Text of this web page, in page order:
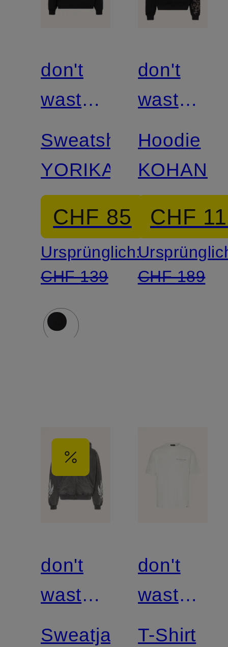
don't
waste
culture
Sweatshirt
YORIKA
CHF 85
Ursprünglich:
CHF 139
don't
waste
culture
Hoodie
CHF
CHF 189
don't
waste
culture
Sweatjacke
don't
waste
culture
T-Shirt